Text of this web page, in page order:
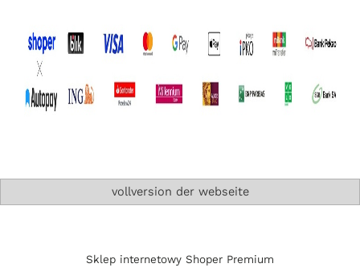
vollversion der webseite
Sklep internetowy Shoper Premium